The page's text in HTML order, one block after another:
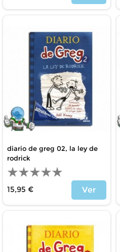
diario de greg 02, la ley de
rodrick
15,95 €
Ver